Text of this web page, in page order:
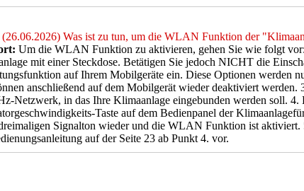
(26.06.2026) Was ist zu tun, um die WLAN Funktion der
Um die WLAN Funktion zu aktivieren, gehen Sie wie folgt
mit einer Steckdose. Betätigen Sie jedoch NICHT die
auf Ihrem Mobilgeräte ein. Diese Optionen werden
anschließend auf dem Mobilgerät wieder deaktiviert
Netzwerk, in das Ihre Klimaanlage eingebunden werden soll. 4.
Taste auf dem Bedienpanel der
Signalton wieder und die WLAN Funktion ist aktiviert.
auf der Seite 23 ab Punkt 4. vor.